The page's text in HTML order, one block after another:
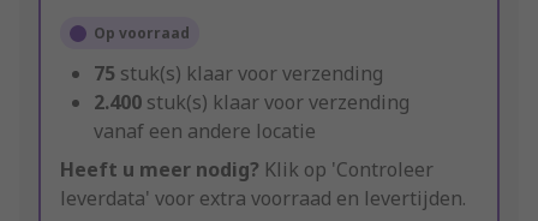
Op voorraad
75 stuk(s) klaar voor verzending
2.400 stuk(s) klaar voor verzending
vanaf een andere locatie
Heeft u meer nodig? Klik op 'Controleer
leverdata' voor extra voorraad en levertijden.